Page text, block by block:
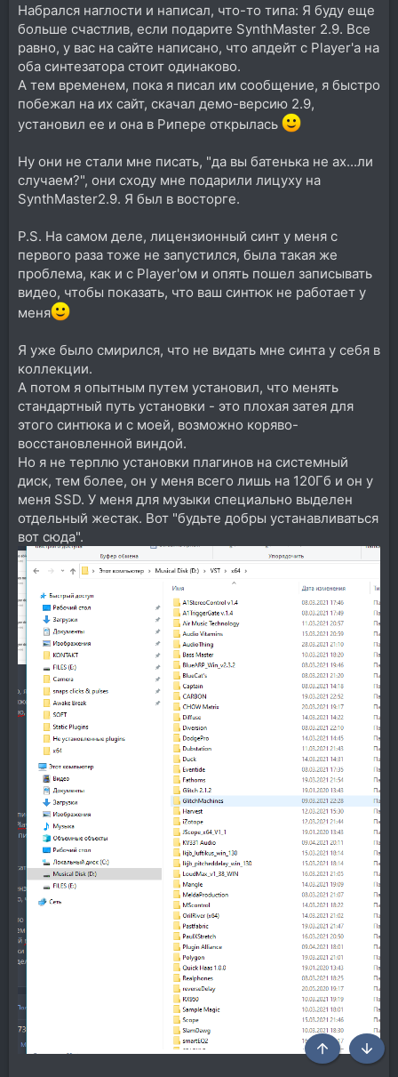
Набрался наглости и написал, что-то типа: Я буду еще
больше счастлив, если подарите SynthMaster 2.9. Все
равно, у вас на сайте написано, что апдейт с Player'а на
оба синтезатора стоит одинаково.
А тем временем, пока я писал им сообщение, я быстро
побежал на их сайт, скачал демо-версию 2.9,
установил ее и она в Рипере открылась
Ну они не стали мне писать, "да вы батенька не ах...ли
случаем?", они сходу мне подарили лицуху на
SynthMaster2.9. Я был в восторге.
P.S. На самом деле, лицензионный синт у меня с
первого раза тоже не запустился, была такая же
проблема, как и с Player'ом и опять пошел записывать
видео, чтобы показать, что ваш синтюк не работает у
меня
Я уже было смирился, что не видать мне синта у себя в
коллекции.
А потом я опытным путем установил, что менять
стандартный путь установки - это плохая затея для
этого синтюка и с моей, возможно коряво-
восстановленной виндой.
Но я не терплю установки плагинов на системный
диск, тем более, он у меня всего лишь на 120Гб и он у
меня SSD. У меня для музыки специально выделен
отдельный жестак. Вот "будьте добры устанавливаться
вот сюда".